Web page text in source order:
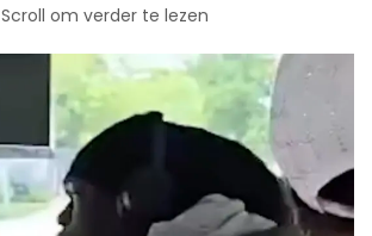
Scroll om verder te lezen